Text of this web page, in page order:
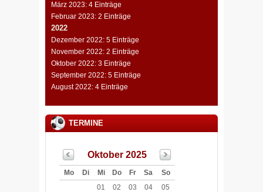
März 2023: 4 Einträge
Februar 2023: 2 Einträge
2022
Dezember 2022: 5 Einträge
November 2022: 2 Einträge
Oktober 2022: 3 Einträge
September 2022: 5 Einträge
August 2022: 4 Einträge
TERMINE
Oktober 2025
Mo Di Mi Do Fr Sa
So
01
02 03 04
05